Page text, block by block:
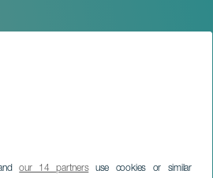
our 14 partnersuse cookies or similar